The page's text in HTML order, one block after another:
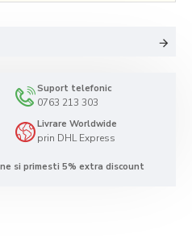
Suport telefonic
0763 213 303
Livrare Worldwide
prin DHL Express
si primesti 5% extra discount